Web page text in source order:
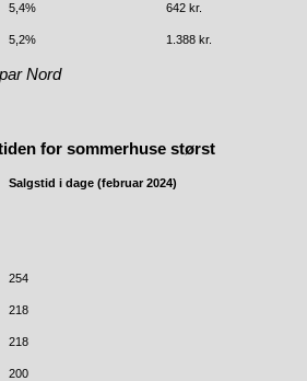
5,4% 642 kr.
5,2% 1.388 kr.
Nord
for sommerhuse størst
Salgstid i dage (februar 2024)
254
218
218
200